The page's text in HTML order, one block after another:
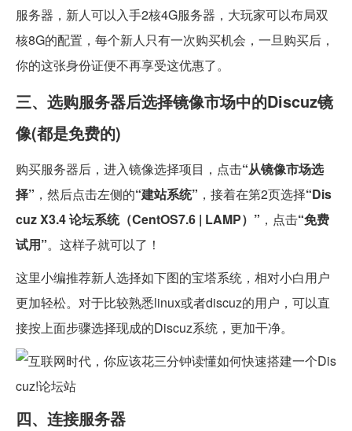
服务器，新人可以入手2核4G服务器，大玩家可以布局双
核8G的配置，每个新人只有一次购买机会，一旦购买后，
你的这张身份证便不再享受这优惠了。
三、选购服务器后选择镜像市场中的Discuz镜
像(都是免费的)
购买服务器后，进入镜像选择项目，点击“从镜像市场选
择” ，然后点击左侧的“建站系统” ，接着在第2页选择“Dis
cuz X3.4 论坛系统（CentOS7.6 | LAMP）” ，点击“免费
试用”。这样子就可以了！
这里小编推荐新人选择如下图的宝塔系统，相对小白用户
更加轻松。对于比较熟悉linux或者discuz的用户，可以直
接按上面步骤选择现成的Discuz系统，更加干净。
四、连接服务器